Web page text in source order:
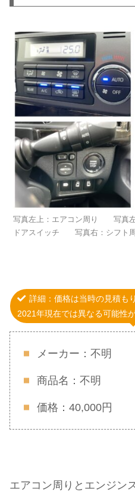
写真左上：エアコン周り 写真左
ドアスイッチ 写真右：シフト
詳細：価格は当時の見積も
2021年現在では異なる可能性
メーカー：不明
商品名：不明
価格：40,000円
エアコン周りとエンジン